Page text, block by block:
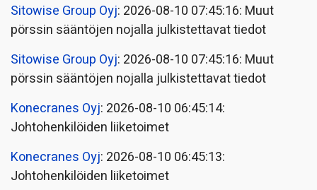
Sitowise Group Oyj: 2026-08-10 07:45:16: Muut
pörssin sääntöjen nojalla julkistettavat tiedot
Sitowise Group Oyj: 2026-08-10 07:45:16: Muut
pörssin sääntöjen nojalla julkistettavat tiedot
Konecranes Oyj: 2026-08-10 06:45:14:
Johtohenkilöiden liiketoimet
Konecranes Oyj: 2026-08-10 06:45:13:
Johtohenkilöiden liiketoimet